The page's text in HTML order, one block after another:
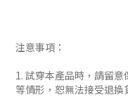
注意事項：
1. 試穿本產品時，請留
等情形，恕無法接受退換